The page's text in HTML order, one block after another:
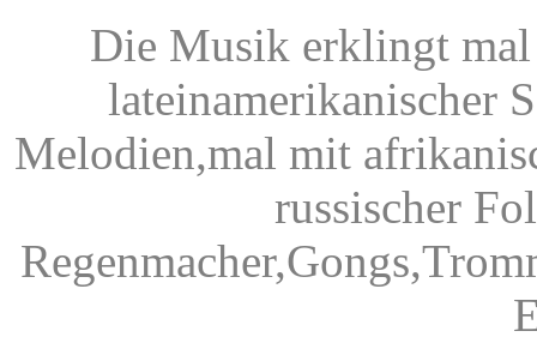
Die Musik erklingt mal
lateinamerikanischer
Melodien,mal mit
russischer